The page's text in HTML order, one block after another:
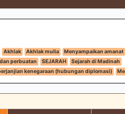
Akhlak Akhlak mulia Menyampaikan amanat
perbuatan
SEJARAH
Sejarah di Madinah
kenegaraan (hubungan diplomasi)